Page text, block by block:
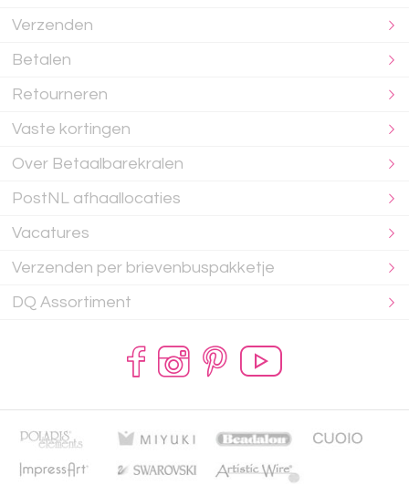
Verzenden
Betalen
Retourneren
Vaste kortingen
Over Betaalbarekralen
PostNL afhaallocaties
Vacatures
Verzenden per brievenbuspakketje
DQ Assortiment